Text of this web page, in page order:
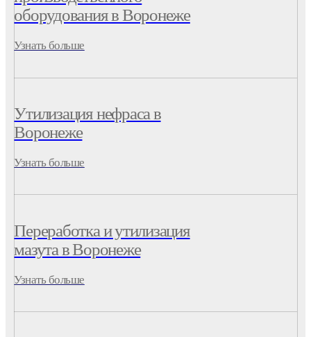
оборудования в Воронеже
Узнать больше
Утилизация нефраса в
Воронеже
Узнать больше
Переработка и утилизация
мазута в Воронеже
Узнать больше